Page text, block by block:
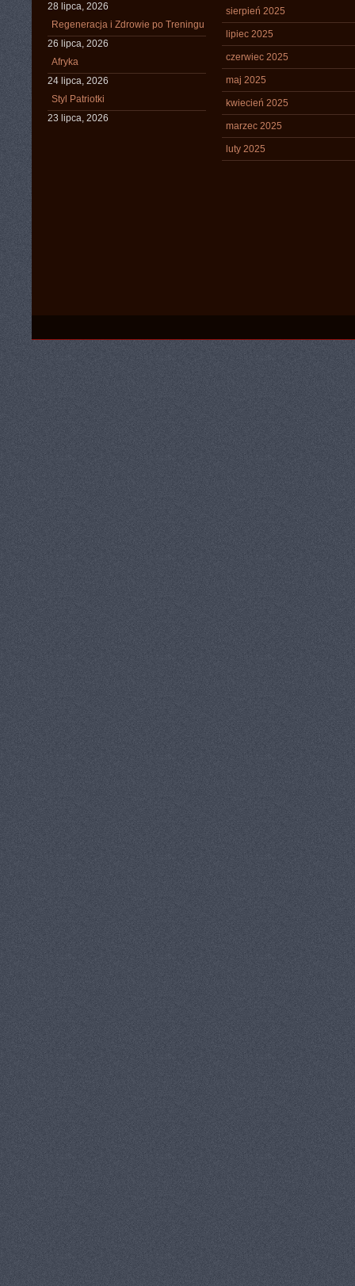
28 lipca, 2026
Regeneracja i Zdrowie po Treningu
26 lipca, 2026
Afryka
24 lipca, 2026
Styl Patriotki
23 lipca, 2026
sierpień 2025
lipiec 2025
czerwiec 2025
maj 2025
kwiecień 2025
marzec 2025
luty 2025